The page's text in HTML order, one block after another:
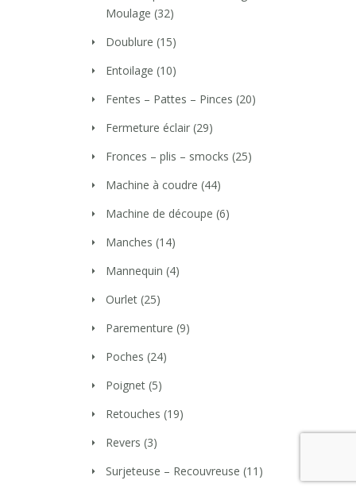
Moulage (32)
Doublure (15)
Entoilage (10)
Fentes – Pattes – Pinces (20)
Fermeture éclair (29)
Fronces – plis – smocks (25)
Machine à coudre (44)
Machine de découpe (6)
Manches (14)
Mannequin (4)
Ourlet (25)
Parementure (9)
Poches (24)
Poignet (5)
Retouches (19)
Revers (3)
Surjeteuse – Recouvreuse (11)